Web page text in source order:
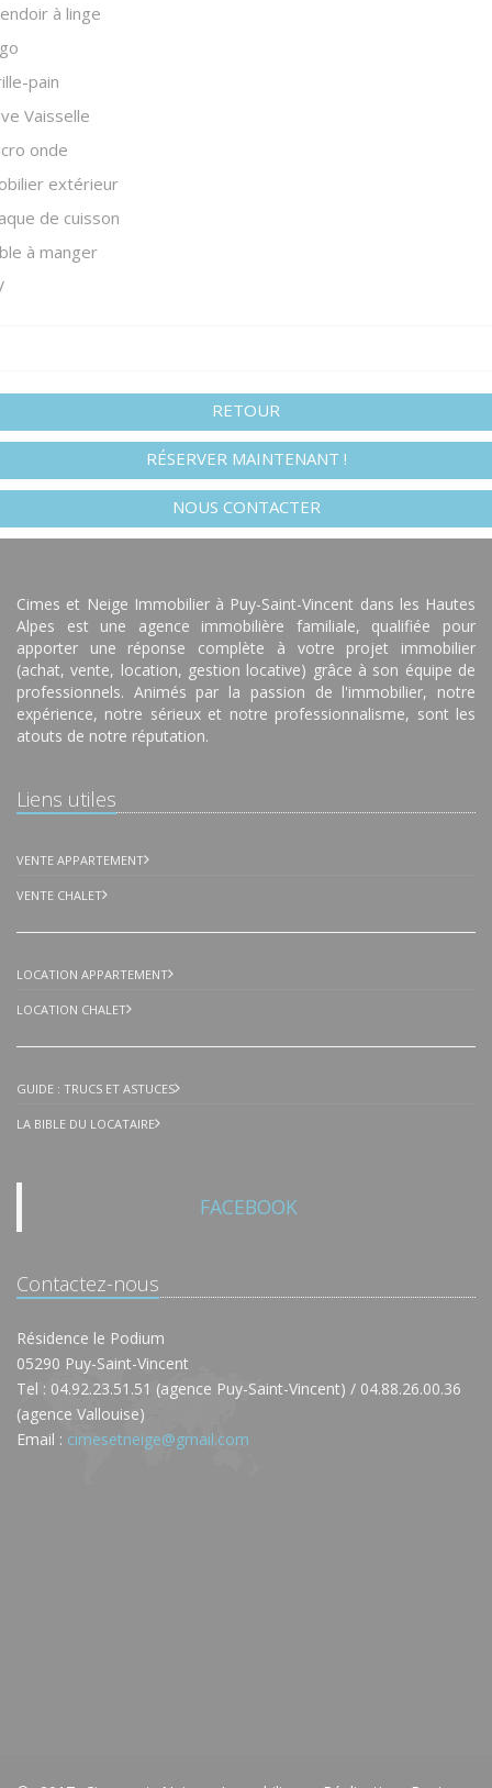
à linge
pain
Vaisselle
onde
extérieur
de cuisson
à manger
RETOUR
RÉSERVER MAINTENANT !
NOUS CONTACTER
Cimes et Neige Immobilier à Puy-Saint-Vincent dans les Hautes
Alpes est une agence immobilière familiale, qualifiée pour
apporter une réponse complète à votre projet immobilier
(achat, vente, location, gestion locative) grâce à son équipe de
professionnels. Animés par la passion de l'immobilier, notre
expérience, notre sérieux et notre professionnalisme, sont les
atouts de notre réputation.
Liens utiles
VENTE APPARTEMENT
VENTE CHALET
LOCATION APPARTEMENT
LOCATION CHALET
GUIDE : TRUCS ET ASTUCES
LA BIBLE DU LOCATAIRE
FACEBOOK
Contactez-nous
Résidence le Podium
05290 Puy-Saint-Vincent
Tel : 04.92.23.51.51 (agence Puy-Saint-Vincent) / 04.88.26.00.36
(agence Vallouise)
Email : cimesetneige@gmail.com